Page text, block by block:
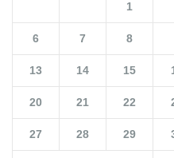
1
6 7 8
13 14 15
20 21 22
27 28 29